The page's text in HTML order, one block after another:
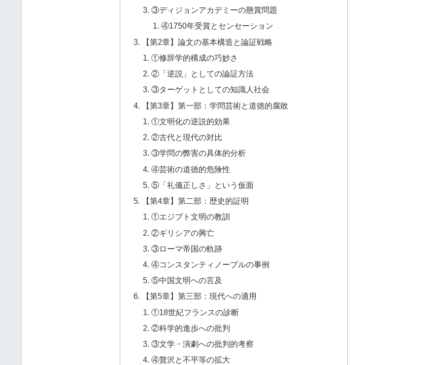
③ディジョンアカデミーの懸賞問題
④1750年受賞とセンセーション
【第2章】論文の基本構造と論証戦略
①修辞学的構成の巧妙さ
②「逆説」としての論証方法
③ターゲットとしての知識人社会
【第3章】第一部：学問芸術と道徳的腐敗
①文明化の逆説的効果
②古代と現代の対比
③学問の弊害の具体的分析
④芸術の道徳的危険性
⑤「礼儀正しさ」という仮面
【第4章】第二部：歴史的証明
①エジプト文明の教訓
②ギリシアの興亡
③ローマ帝国の軌跡
④コンスタンティノープルの事例
⑤中国文明への言及
【第5章】第三部：現代への適用
①18世紀フランスの診断
②科学的進歩への批判
③文学・演劇への批判的考察
④贅沢と不平等の拡大